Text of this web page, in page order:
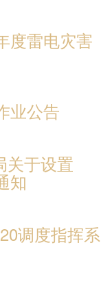
度雷电灾害
业公告
关于设置
知
调度指挥系